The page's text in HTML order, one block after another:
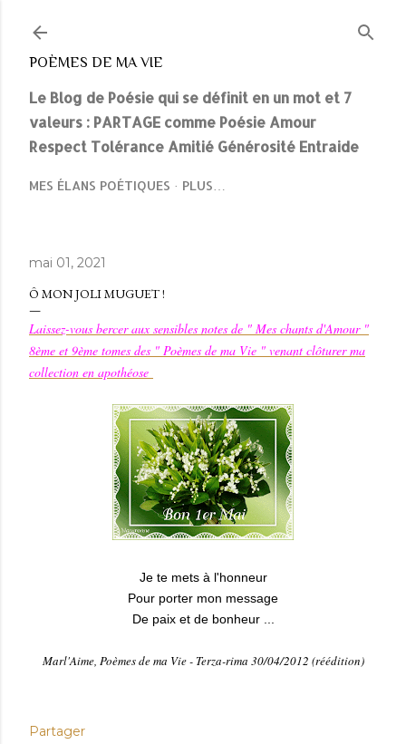
POÈMES DE MA VIE
Le Blog de Poésie qui se définit en un mot et 7
valeurs : PARTAGE comme Poésie Amour
Respect Tolérance Amitié Générosité Entraide
MES ÉLANS POÉTIQUES PLUS…
mai 01, 2021
Ô MON JOLI MUGUET !
Laissez-vous bercer aux sensibles notes de " Mes chants d'Amour "
8ème et 9ème tomes des " Poèmes de ma Vie " venant clôturer ma
collection en apothéose
Je te mets à l'honneur
Pour porter mon message
De paix et de bonheur ...
Marl'Aime, Poèmes de ma Vie - Terza-rima 30/04/2012 (réédition)
Partager